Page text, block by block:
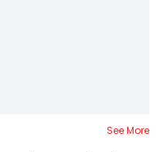
See More